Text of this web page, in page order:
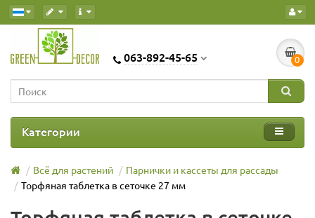
063-892-45-65 0
Категории
Всё для растений
Парнички и кассеты для рассады
Торфяная таблетка в сеточке 27 мм